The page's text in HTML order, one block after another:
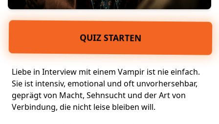
QUIZ STARTEN
Liebe in Interview mit einem Vampir ist nie einfach.
Sie ist intensiv, emotional und oft unvorhersehbar,
geprägt von Macht, Sehnsucht und der Art von
Verbindung, die nicht leise bleiben will.